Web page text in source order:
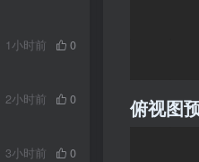
1小时前
0
2小时前
0
3小时前
0
俯视图